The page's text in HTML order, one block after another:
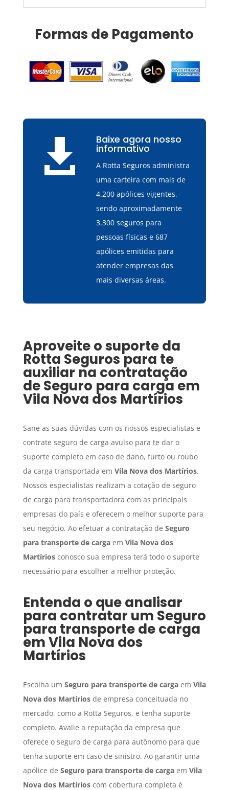
Formas de Pagamento
 Baixe agora nosso
informativo
A Rotta Seguros administra
uma carteira com mais de
4.200 apólices vigentes,
sendo aproximadamente
3.300 seguros para
pessoas físicas e 687
apólices emitidas para
atender empresas das
mais diversas áreas.
Aproveite o suporte da
Rotta Seguros para te
auxiliar na contratação
deSeguro para carga em
Vila Nova dos Martírios
Sane as suas dúvidas com os nossos especialistas e
contrate seguro de carga avulso para te dar o
suporte completo em caso de dano, furto ou roubo
da carga transportada em Vila Nova dos Martírios.
Nossos especialistas realizam a cotação de seguro
de carga para transportadora com as principais
empresas do país e oferecem o melhor suporte para
seu negócio. Ao efetuar a contratação de Seguro
para transporte de cargaem Vila Nova dos
Martíriosconosco sua empresa terá todo o suporte
necessário para escolher a melhor proteção.
Entenda o que analisar
para contratar um Seguro
para transporte de carga
emVila Nova dos
Martírios
Escolha um Seguro para transporte de cargaem Vila
Nova dos Martíriosde empresa conceituada no
mercado, como a Rotta Seguros, e tenha suporte
completo. Avalie a reputação da empresa que
oferece o seguro de carga para autônomo para que
tenha suporte em caso de sinistro. Ao garantir uma
apólice de Seguro para transporte de cargaem Vila
Nova dos Martírioscom cobertura completa é